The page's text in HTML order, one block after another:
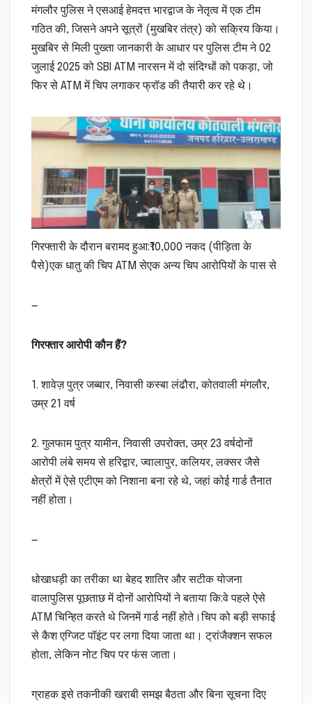
मंगलौर पुलिस ने एसआई हेमदत्त भारद्वाज के नेतृत्व में एक टीम
गठित की, जिसने अपने सूत्रों (मुखबिर तंत्र) को सक्रिय किया।
मुखबिर से मिली पुख्ता जानकारी के आधार पर पुलिस टीम ने 02
जुलाई 2025 को SBI ATM नारसन में दो संदिग्धों को पकड़ा, जो
फिर से ATM में चिप लगाकर फ्रॉड की तैयारी कर रहे थे।
गिरफ्तारी के दौरान बरामद हुआ:₹10,000 नकद (पीड़िता के
पैसे)एक धातु की चिप ATM सेएक अन्य चिप आरोपियों के पास से
—
गिरफ्तार आरोपी कौन हैं?
1. शावेज़ पुत्र जब्बार, निवासी कस्बा लंढौरा, कोतवाली मंगलौर,
उम्र 21 वर्ष
2. गुलफाम पुत्र यामीन, निवासी उपरोक्त, उम्र 23 वर्षदोनों
आरोपी लंबे समय से हरिद्वार, ज्वालापुर, कलियर, लक्सर जैसे
क्षेत्रों में ऐसे एटीएम को निशाना बना रहे थे, जहां कोई गार्ड तैनात
नहीं होता।
—
धोखाधड़ी का तरीका था बेहद शातिर और सटीक योजना
वालापुलिस पूछताछ में दोनों आरोपियों ने बताया कि:वे पहले ऐसे
ATM चिन्हित करते थे जिनमें गार्ड नहीं होते।चिप को बड़ी सफाई
से कैश एग्जिट पॉइंट पर लगा दिया जाता था। ट्रांजैक्शन सफल
होता, लेकिन नोट चिप पर फंस जाता।
ग्राहक इसे तकनीकी खराबी समझ बैठता और बिना सूचना दिए